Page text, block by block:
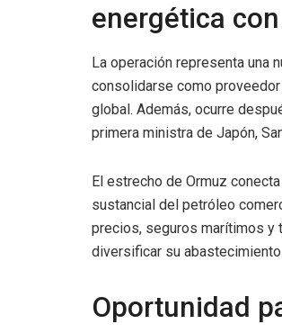
energética
La operación representa una
consolidarse como
global. Además, ocurre
primera ministra de Japón,
El estrecho de Ormuz
sustancial del petróleo
precios, seguros marítimos y
diversificar su abastecimiento.
Oportunidad